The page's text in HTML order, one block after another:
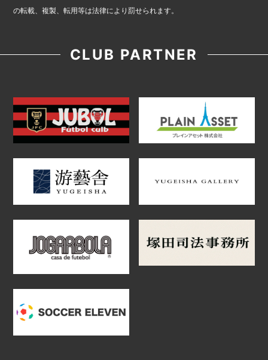
の転載、複製、転用等は法律により罰せられます。
CLUB PARTNER